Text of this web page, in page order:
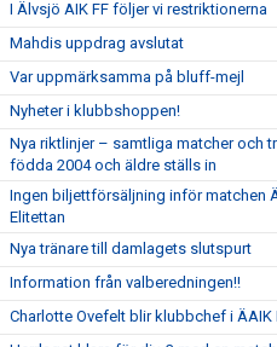
I Älvsjö AIK FF följer vi restriktionerna
Mahdis uppdrag avslutat
Var uppmärksamma på bluff-mejl
Nyheter i klubbshoppen!
Nya riktlinjer – samtliga matcher och
födda 2004 och äldre ställs in
Ingen biljettförsäljning inför matchen
Elitettan
Nya tränare till damlagets slutspurt
Information från valberedningen!!
Charlotte Ovefelt blir klubbchef i ÄAIK